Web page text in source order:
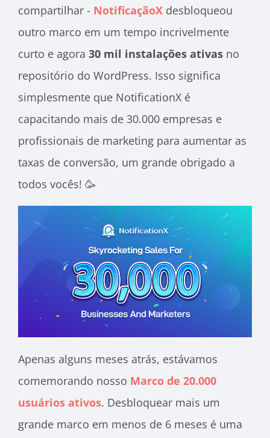
compartilhar - NotificaçãoX desbloqueou
outro marco em um tempo incrivelmente
curto e agora 30 mil instalações ativas no
repositório do WordPress. Isso significa
simplesmente que NotificationX é
capacitando mais de 30.000 empresas e
profissionais de marketing para aumentar as
taxas de conversão, um grande obrigado a
todos vocês! 🥳
Apenas alguns meses atrás, estávamos
comemorando nosso Marco de 20.000
usuários ativos. Desbloquear mais um
grande marco em menos de 6 meses é uma